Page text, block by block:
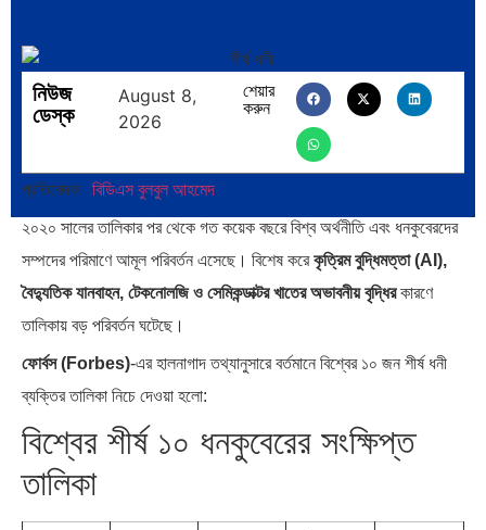
ভারত মহাসাগরের অশ্রু: শ্রীলঙ্কার ২৬… ক্রূরতা ও ধ্বংসের মহাকাব্য: পৃথিবীর…
ব্রাজিল ও আর্জেন্টিনার কালো অধ্যায়:… পূর্ব ইউরোপ বনাম তুরস্ক: শত…
পৃথিবীতে বর্তমানে মোট দেশের সংখ্যা…
এশিয়ান সেঞ্চুরির দ্বৈরথ: চীন-ভারতের
নিউজ
ডেস্ক
August 8,
2026
শেয়ার
করুন
প্রতিবেদক: বিডিএস বুলবুল আহমেদ
২০২০ সালের তালিকার পর থেকে গত কয়েক বছরে বিশ্ব অর্থনীতি এবং ধনকুবেরদের
সম্পদের পরিমাণে আমূল পরিবর্তন এসেছে। বিশেষ করেকৃত্রিম বুদ্ধিমত্তা (AI),
বৈদ্যুতিক যানবাহন, টেকনোলজি ও সেমিকন্ডাক্টর খাতের অভাবনীয় বৃদ্ধিরকারণে
তালিকায় বড় পরিবর্তন ঘটেছে।
ফোর্বস (Forbes)-এর হালনাগাদ তথ্যানুসারে বর্তমানে বিশ্বের ১০ জন শীর্ষ ধনী
ব্যক্তির তালিকা নিচে দেওয়া হলো:
বিশ্বের শীর্ষ ১০ ধনকুবেরের সংক্ষিপ্ত
তালিকা